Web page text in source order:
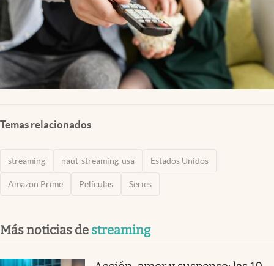
Temas relacionados
streaming naut-streaming-usa Estados Unidos
Amazon Prime Películas Series
Más noticias de streaming